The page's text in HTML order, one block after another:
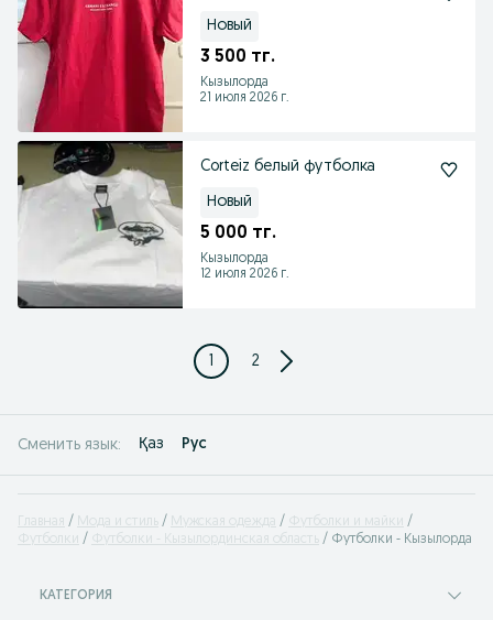
Новый
3 500 тг.
Кызылорда
21 июля 2026 г.
Corteiz белый футболка
Новый
5 000 тг.
Кызылорда
12 июля 2026 г.
1 2
Сменить язык: Қаз Рус
Главная Мода и стиль Мужская одежда
Футболки и майки
Футболки
Футболки - Кызылординская область Футболки - Кызылорда
КАТЕГОРИЯ